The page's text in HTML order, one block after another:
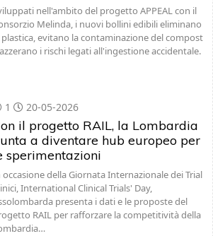
nell'ambito del progetto APPEAL con il
Melinda, i nuovi bollini edibili eliminano
plastica, evitano la contaminazione del compost
i rischi legati all'ingestione accidentale.
1 20-05-2026
il progetto RAIL, la Lombardia
a diventare hub europeo per
sperimentazioni
occasione della Giornata Internazionale dei Trial
International Clinical Trials' Day,
presenta i dati e le proposte del
RAIL per rafforzare la competitività della